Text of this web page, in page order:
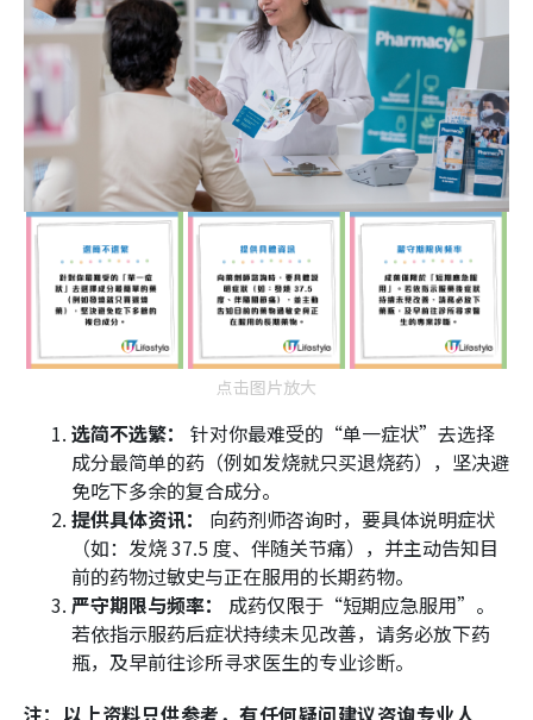
点击图片放大
选简不选繁：
针对你最难受的“单一症状”去选择
成分最简单的药（例如发烧就只买退烧药），坚决避
免吃下多余的复合成分。
提供具体资讯：
向药剂师咨询时，要具体说明症状
（如：发烧 37.5 度、伴随关节痛），并主动告知目
前的药物过敏史与正在服用的长期药物。
严守期限与频率：
成药仅限于“短期应急服用”。
若依指示服药后症状持续未见改善，请务必放下药
瓶，及早前往诊所寻求医生的专业诊断。
注：以上资料只供参考，有任何疑问建议咨询专业人